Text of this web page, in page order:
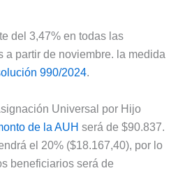
del 3,47% en todas las
a partir de noviembre. la medida
990/2024.
Universal por Hijo
de la AUH será de $90.837.
el 20% ($18.167,40), por lo
beneficiarios será de